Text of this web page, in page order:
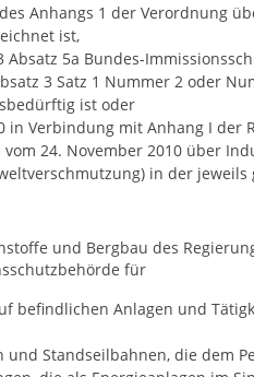
Anhangs 1 der Verordnung
ist,
5a Bundes-
3 Satz 1 Nummer 2 oder
ist oder
Verbindung mit Anhang I der
24. November 2010 über
in der jeweils
und Bergbau des
für
befindlichen Anlagen und
Standseilbahnen, die dem